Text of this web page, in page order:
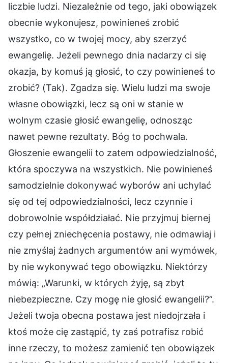
liczbie ludzi. Niezależnie od tego, jaki obowiązek
obecnie wykonujesz, powinieneś zrobić
wszystko, co w twojej mocy, aby szerzyć
ewangelię. Jeżeli pewnego dnia nadarzy ci się
okazja, by komuś ją głosić, to czy powinieneś to
zrobić? (Tak). Zgadza się. Wielu ludzi ma swoje
własne obowiązki, lecz są oni w stanie w
wolnym czasie głosić ewangelię, odnosząc
nawet pewne rezultaty. Bóg to pochwala.
Głoszenie ewangelii to zatem odpowiedzialność,
która spoczywa na wszystkich. Nie powinieneś
samodzielnie dokonywać wyborów ani uchylać
się od tej odpowiedzialności, lecz czynnie i
dobrowolnie współdziałać. Nie przyjmuj biernej
czy pełnej zniechęcenia postawy, nie odmawiaj i
nie zmyślaj żadnych argumentów ani wymówek,
by nie wykonywać tego obowiązku. Niektórzy
mówią: „Warunki, w których żyję, są zbyt
niebezpieczne. Czy mogę nie głosić ewangelii?”.
Jeżeli twoja obecna postawa jest niedojrzała i
ktoś może cię zastąpić, ty zaś potrafisz robić
inne rzeczy, to możesz zamienić ten obowiązek